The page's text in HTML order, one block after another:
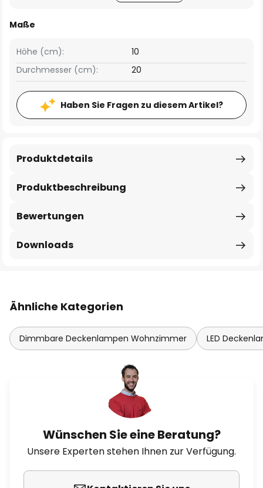
Maße
Höhe (cm):
10
Durchmesser (cm):
20
Haben Sie Fragen zu diesem Artikel?
Produktbeschreibung
Produktdetails
Bewertungen
Downloads
Ähnliche Kategorien
Dimmbare Deckenlampen Wohnzimmer LED
Wünschen Sie eine Beratung?
Unsere Experten stehen Ihnen zur Verfügung.